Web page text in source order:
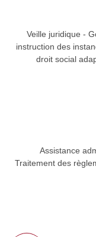
Veille juridique -
instruction des
droit social
Assistance
Traitement des